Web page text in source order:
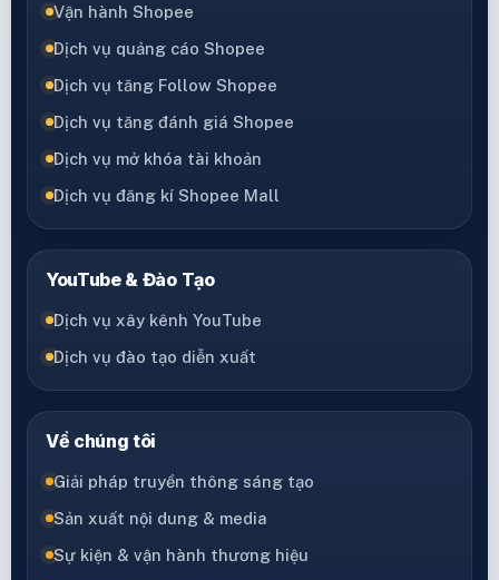
Vận hành Shopee
Dịch vụ quảng cáo Shopee
Dịch vụ tăng Follow Shopee
Dịch vụ tăng đánh giá Shopee
Dịch vụ mở khóa tài khoản
Dịch vụ đăng kí Shopee Mall
YouTube & Đào Tạo
Dịch vụ xây kênh YouTube
Dịch vụ đào tạo diễn xuất
Về chúng tôi
Giải pháp truyền thông sáng tạo
Sản xuất nội dung & media
Sự kiện & vận hành thương hiệu